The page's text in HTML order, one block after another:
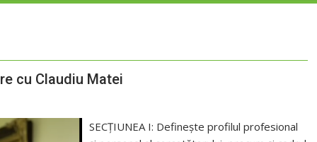
cu Claudiu Matei
SECȚIUNEA I: Definește profilul profesional